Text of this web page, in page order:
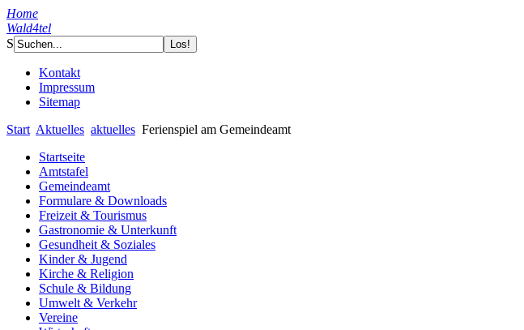
Home
Wald4tel
S
Kontakt
Impressum
Sitemap
Start Aktuelles aktuelles Ferienspiel am Gemeindeamt
Startseite
Amtstafel
Gemeindeamt
Formulare & Downloads
Freizeit & Tourismus
Gastronomie & Unterkunft
Gesundheit & Soziales
Kinder & Jugend
Kirche & Religion
Schule & Bildung
Umwelt & Verkehr
Vereine